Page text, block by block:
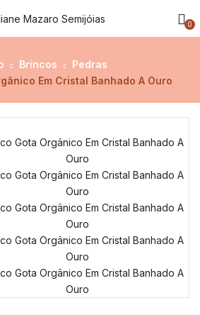
0
Brincos
Pedras
Em Cristal Banhado A Ouro